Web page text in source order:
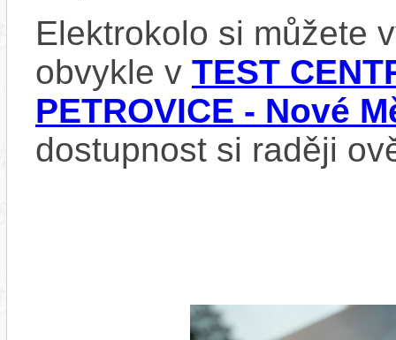
Elektrokolo si můžete
obvykle v TEST
PETROVICE - Nové
dostupnost si raději